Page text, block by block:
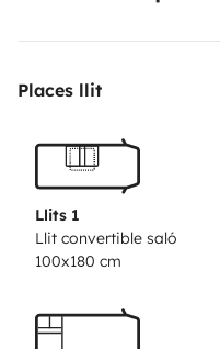
Fahrt genutzt werden
Places llit
Llits 1
Llit convertible saló
100x180 cm